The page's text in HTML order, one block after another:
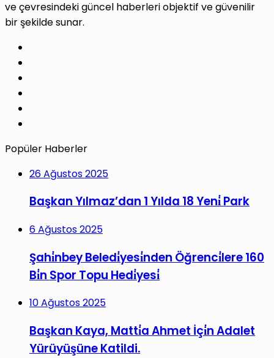
ve çevresindeki güncel haberleri objektif ve güvenilir
bir şekilde sunar.
Popüler Haberler
26 Ağustos 2025
Başkan Yılmaz’dan 1 Yılda 18 Yeni̇ Park
6 Ağustos 2025
Şahi̇nbey Beledi̇yesi̇nden Öğrenci̇lere 160
Bi̇n Spor Topu Hedi̇yesi̇
10 Ağustos 2025
Başkan Kaya, Matti̇a Ahmet İçi̇n Adalet
Yürüyüşüne Katildi.